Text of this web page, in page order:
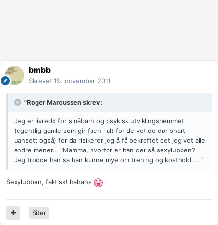
bmbb
Skrevet 19. november 2011
"Roger Marcussen skrev:
Jeg er livredd for småbarn og psykisk utviklingshemmet
(egentlig gamle som gir faen i alt for de vet de dør snart
uansett også) for da risikerer jeg å få bekreftet det jeg vet alle
andre mener... "Mamma, hvorfor er han der så sexylubben?
Jeg trodde han sa han kunne mye om trening og kosthold....."
Sexylubben, faktisk! hahaha
Siter